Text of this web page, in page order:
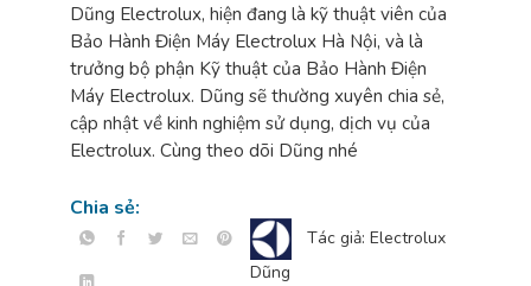
Dũng Electrolux, hiện đang là kỹ thuật viên của
Bảo Hành Điện Máy Electrolux Hà Nội, và là
trưởng bộ phận Kỹ thuật của Bảo Hành Điện
Máy Electrolux. Dũng sẽ thường xuyên chia sẻ,
cập nhật về kinh nghiệm sử dụng, dịch vụ của
Electrolux. Cùng theo dõi Dũng nhé
Chia sẻ:
Tác giả: Electrolux
Dũng